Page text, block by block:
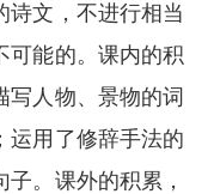
诗文，不进行相当
可能的。课内的积
写人物、景物的词
运用了修辞手法的
。课外的积累，